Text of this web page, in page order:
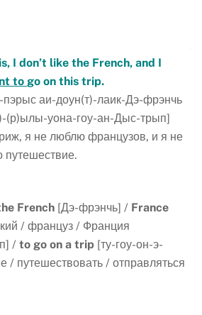
I don’t like the French, and I
to go on this trip.
пэрыс аи-доун(т)-лаик-Дэ-фрэнчь
(р)ылы-уона-гоу-ан-Дыс-трып]
я не люблю французов, и я не
путешествие.
French [Дэ-фрэнчь] / France
/ француз / Франция
/to go on a trip [ту-гоу-он-э-
/ путешествовать / отправляться